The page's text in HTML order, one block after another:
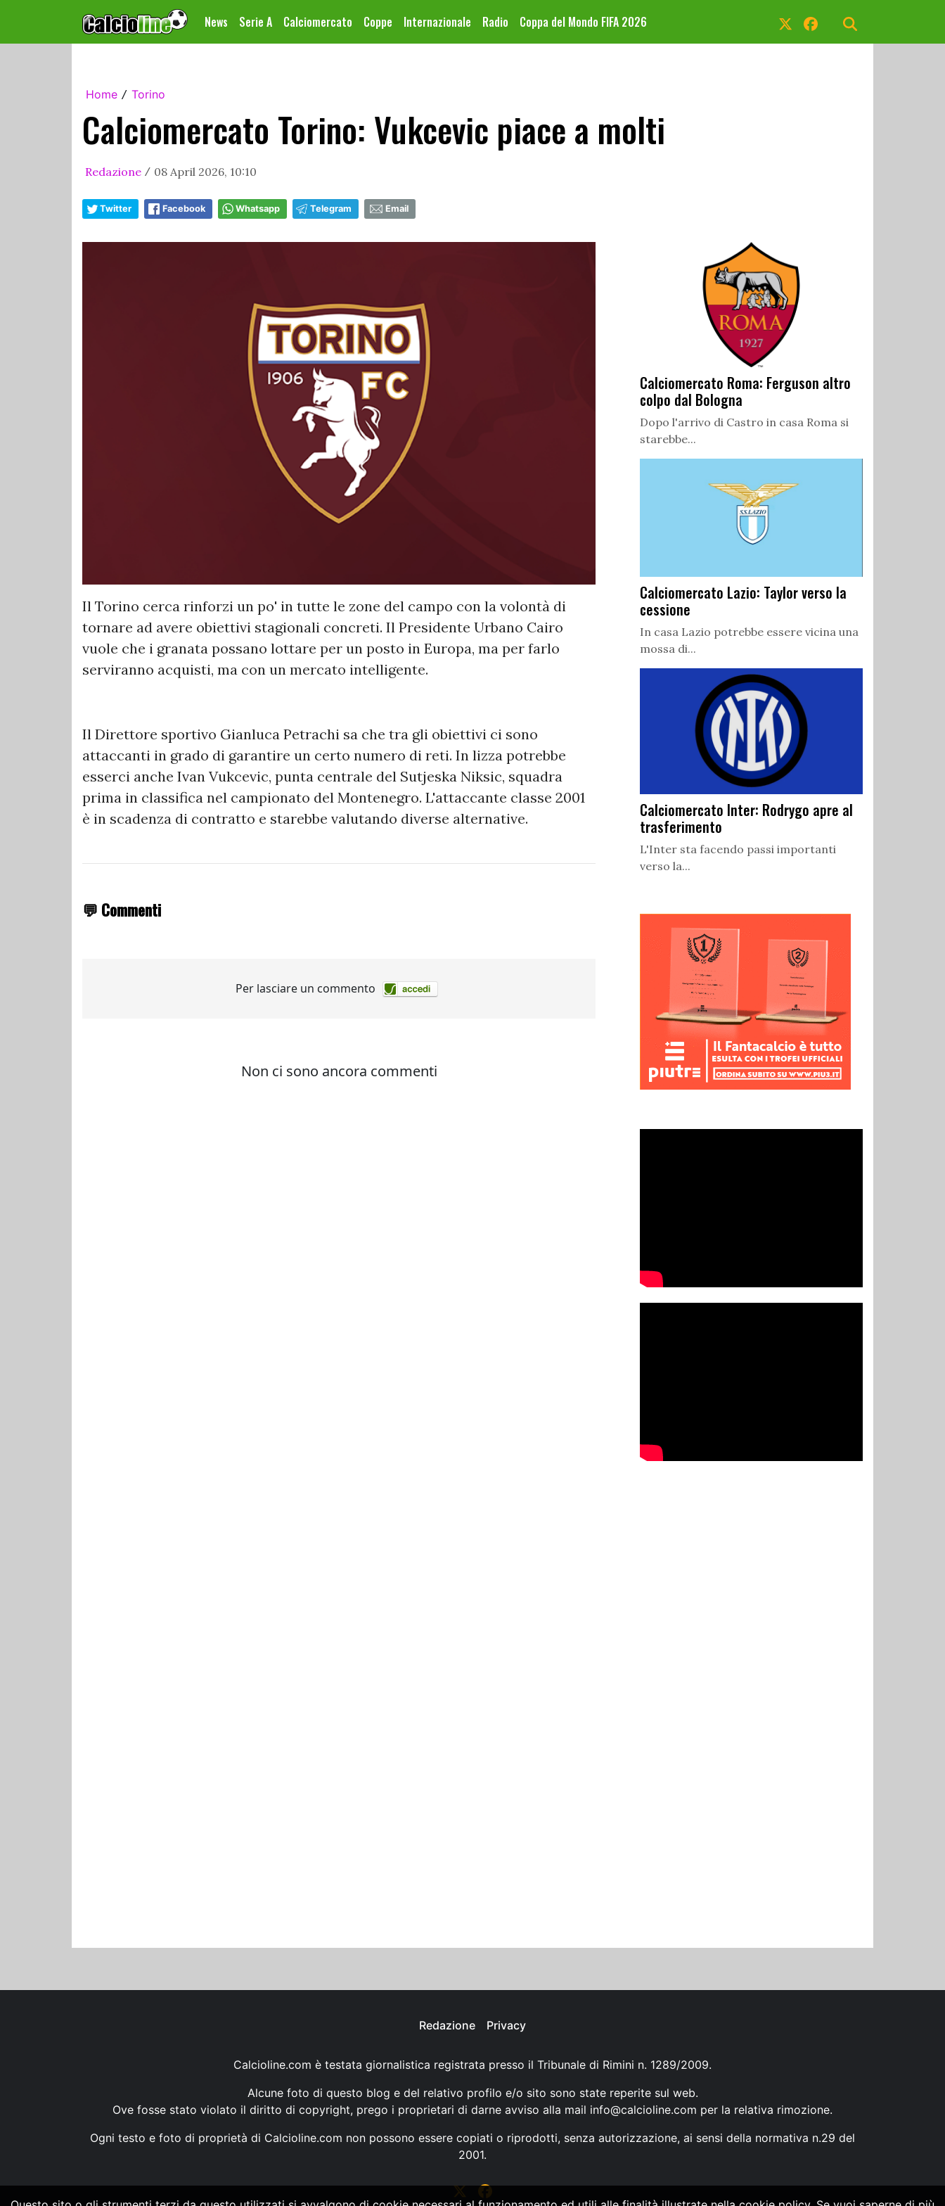
News Serie A Calciomercato Coppe Internazionale Radio Coppa del Mondo FIFA 2026
Home / Torino
Calciomercato Torino: Vukcevic piace a molti
Redazione / 08 April 2026, 10:10
Twitter Facebook Whatsapp Telegram Email
Il Torino cerca rinforzi un po' in tutte le zone del campo con la volontà di
tornare ad avere obiettivi stagionali concreti. Il Presidente Urbano Cairo
vuole che i granata possano lottare per un posto in Europa, ma per farlo
serviranno acquisti, ma con un mercato intelligente.
Il Direttore sportivo Gianluca Petrachi sa che tra gli obiettivi ci sono
attaccanti in grado di garantire un certo numero di reti. In lizza potrebbe
esserci anche Ivan Vukcevic, punta centrale del Sutjeska Niksic, squadra
prima in classifica nel campionato del Montenegro. L'attaccante classe 2001
è in scadenza di contratto e starebbe valutando diverse alternative.
💬 Commenti
Calciomercato Roma: Ferguson altro
colpo dal Bologna
Dopo l'arrivo di Castro in casa Roma si
starebbe...
Calciomercato Lazio: Taylor verso la
cessione
In casa Lazio potrebbe essere vicina una
mossa di...
Calciomercato Inter: Rodrygo apre al
trasferimento
L'Inter sta facendo passi importanti
verso la...
Redazione Privacy
Calcioline.com è testata giornalistica registrata presso il Tribunale di Rimini n. 1289/2009.
Alcune foto di questo blog e del relativo profilo e/o sito sono state reperite sul web.
Ove fosse stato violato il diritto di copyright, prego i proprietari di darne avviso alla mail info@calcioline.com per la relativa rimozione.
Ogni testo e foto di proprietà di Calcioline.com non possono essere copiati o riprodotti, senza autorizzazione, ai sensi della normativa n.29 del
2001.